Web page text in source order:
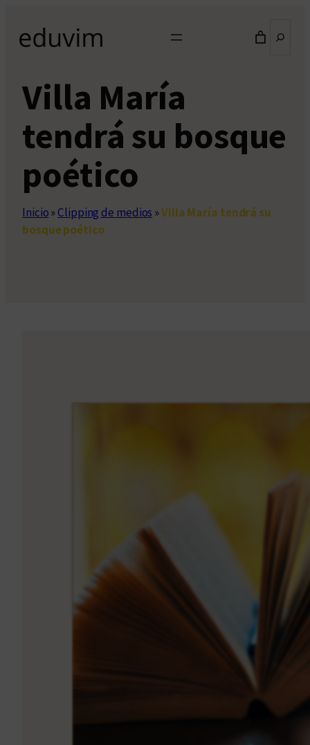
contenido
Villa María
tendrá su bosque
poético
Inicio»Clipping de medios »Villa María tendrá su
bosque poético